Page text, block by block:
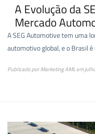
A Evolução da
Mercado
A SEG Automotive tem uma
automotivo global, e o Brasil
Publicado porMarketing AMLem